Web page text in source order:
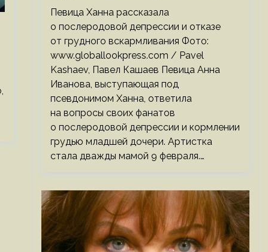
после родов
Певица Ханна рассказала
о послеродовой депрессии и отказе
от грудного вскармливания Фото:
www.globallookpress.com / Pavel
Kashaev, Павел Кашаев Певица Анна
Иванова, выступающая под
псевдонимом Ханна, ответила
на вопросы своих фанатов
о послеродовой депрессии и кормлении
грудью младшей дочери. Артистка
стала дважды мамой 9 февраля.…